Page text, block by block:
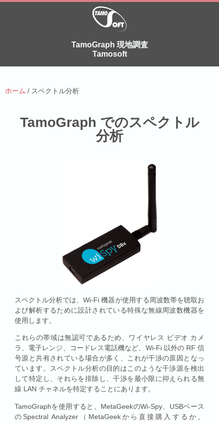
TamoGraph 現地調査
Tamosoft
ホーム / スペクトル分析
TamoGraph でのスペクトル
分析
スペクトル分析では、Wi-Fi 機器が使用する周波数帯を聴取お
よび解析するために設計されている特殊な無線周波数機器を
使用します。
これらの帯域は無認可であるため、ワイヤレス ビデオ カメ
ラ、電子レンジ、コードレス電話機など、Wi-Fi 以外の RF 信
号源と共有されている場合が多く、これが干渉の原因となっ
ています。スペクトル分析の目的はこのような干渉源を検出
して特定し、それらを排除し、干渉を最小限に抑えられる無
線 LAN チャネルを特定することにあります。
TamoGraphを使用すると、MetaGeekのWi-Spy、USBベース
のSpectral Analyzer（MetaGeekから直接購入するか、